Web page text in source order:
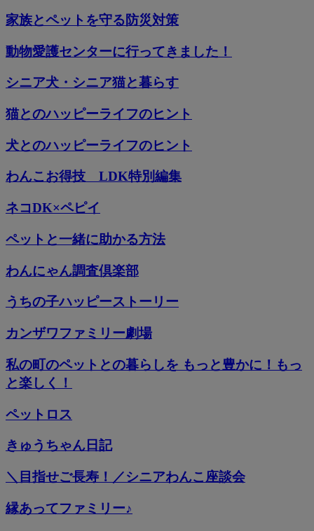
家族とペットを守る防災対策
動物愛護センターに行ってきました！
シニア犬・シニア猫と暮らす
猫とのハッピーライフのヒント
犬とのハッピーライフのヒント
わんこお得技 LDK特別編集
ネコDK×ペピイ
ペットと一緒に助かる方法
わんにゃん調査倶楽部
うちの子ハッピーストーリー
カンザワファミリー劇場
私の町のペットとの暮らしを もっと豊かに！もっ
と楽しく！
ペットロス
きゅうちゃん日記
＼目指せご長寿！／シニアわんこ座談会
縁あってファミリー♪